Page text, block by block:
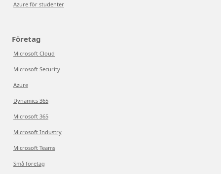
Azure för studenter
Företag
Microsoft Cloud
Microsoft Security
Azure
Dynamics 365
Microsoft 365
Microsoft Industry
Microsoft Teams
Små företag